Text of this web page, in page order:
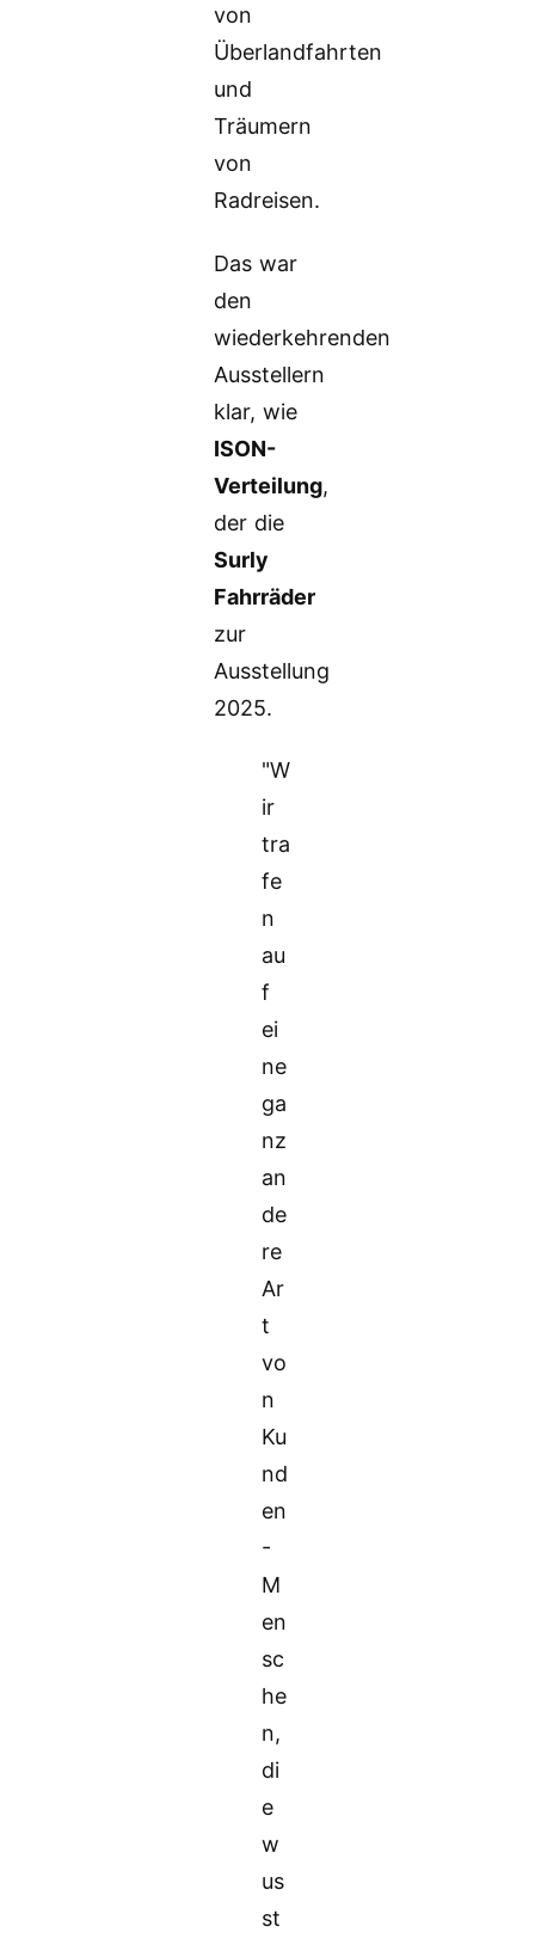
von
Überlandfahrten
und
Träumern
von
Radreisen.
Das war
den
wiederkehrenden
Ausstellern
klar, wie
ISON-
Verteilung,
der die
Surly
Fahrräder
zur
Ausstellung
2025.
"W
ir
tra
fe
n
au
f
ei
ne
ga
nz
an
de
re
Ar
t
vo
n
Ku
nd
en
-
M
en
sc
he
n,
di
e
w
us
st